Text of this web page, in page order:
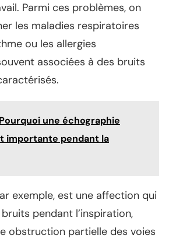
Parmi ces problèmes, on
les maladies respiratoires
ou les allergies
associées à des bruits
Pourquoi une échographie
importante pendant la
exemple, est une affection qui
pendant l’inspiration,
obstruction partielle des voies